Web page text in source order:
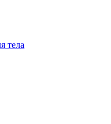
тела